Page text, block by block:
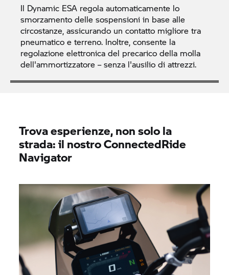
Il Dynamic ESA regola automaticamente lo
smorzamento delle sospensioni in base alle
circostanze, assicurando un contatto migliore tra
pneumatico e terreno. Inoltre, consente la
regolazione elettronica del precarico della molla
dell'ammortizzatore – senza l'ausilio di attrezzi.
Trova esperienze, non solo la
strada: il nostroConnectedRide
Navigator